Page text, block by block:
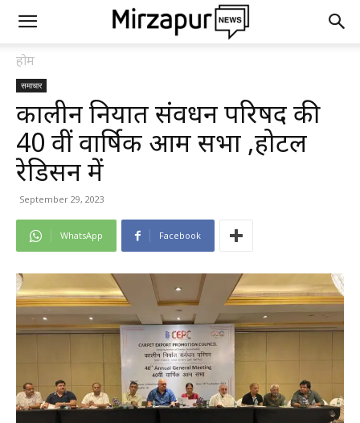
होम
समाचार
कालीन निर्यात संवर्धन परिषद की
40 वीं वार्षिक आम सभा ,होटल
रेडिसन में
September 29, 2023
WhatsApp Facebook